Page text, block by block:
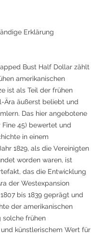
Erklärung
Bust Half Dollar zählt
amerikanischen
ist als Teil der frühen
Ära äußerst beliebt und
Das hier angebotene
Fine 45) bewertet und
in einem
1829, als die Vereinigten
worden waren, ist
das die Entwicklung
der Westexpansion
bis 1839 geprägt und
der amerikanischen
solche frühen
künstlerischem Wert für